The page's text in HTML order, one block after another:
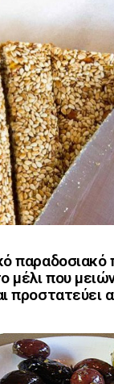
παραδοσιακό
μέλι που
προστατεύει